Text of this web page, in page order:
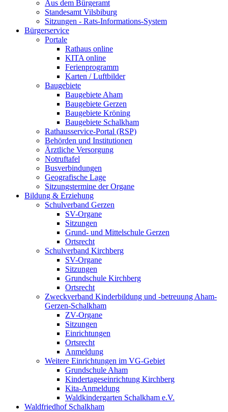
Aus dem Bürgeramt
Standesamt Vilsbiburg
Sitzungen - Rats-Informations-System
Bürgerservice
Portale
Rathaus online
KITA online
Ferienprogramm
Karten / Luftbilder
Baugebiete
Baugebiete Aham
Baugebiete Gerzen
Baugebiete Kröning
Baugebiete Schalkham
Rathausservice-Portal (RSP)
Behörden und Institutionen
Ärztliche Versorgung
Notruftafel
Busverbindungen
Geografische Lage
Sitzungstermine der Organe
Bildung & Erziehung
Schulverband Gerzen
SV-Organe
Sitzungen
Grund- und Mittelschule Gerzen
Ortsrecht
Schulverband Kirchberg
SV-Organe
Sitzungen
Grundschule Kirchberg
Ortsrecht
Zweckverband Kinderbildung und -betreuung Aham-
Gerzen-Schalkham
ZV-Organe
Sitzungen
Einrichtungen
Ortsrecht
Anmeldung
Weitere Einrichtungen im VG-Gebiet
Grundschule Aham
Kindertageseinrichtung Kirchberg
Kita-Anmeldung
Waldkindergarten Schalkham e.V.
Waldfriedhof Schalkham